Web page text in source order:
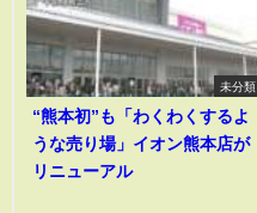
未分類
“熊本初”も「わくわくするよ
うな売り場」イオン熊本店が
リニューアル